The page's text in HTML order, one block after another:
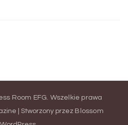
Room EFG . Wszelkie prawa
| Stworzony przez Blossom